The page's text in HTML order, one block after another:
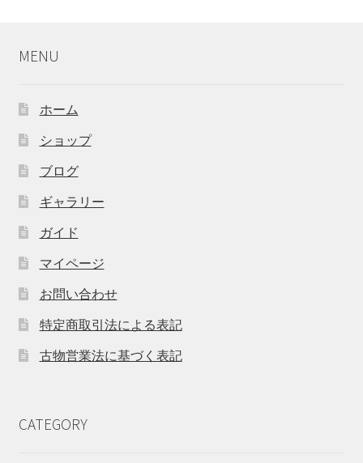
MENU
ホーム
ショップ
ブログ
ギャラリー
ガイド
マイページ
お問い合わせ
特定商取引法による表記
古物営業法に基づく表記
CATEGORY